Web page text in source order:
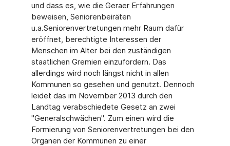
und dass es, wie die Geraer Erfahrungen
beweisen, Seniorenbeiräten
u.a.Seniorenvertretungen mehr Raum dafür
eröffnet, berechtigte Interessen der
Menschen im Alter bei den zuständigen
staatlichen Gremien einzufordern. Das
allerdings wird noch längst nicht in allen
Kommunen so gesehen und genutzt. Dennoch
leidet das im November 2013 durch den
Landtag verabschiedete Gesetz an zwei
"Generalschwächen". Zum einen wird die
Formierung von Seniorenvertretungen bei den
Organen der Kommunen zu einer